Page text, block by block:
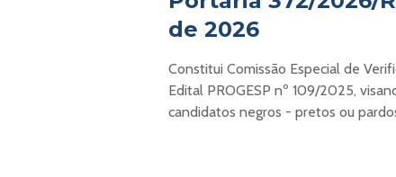
de 2026
Constitui Comissão Especial de
Edital PROGESP nº 109/2025,
candidatos negros - pretos ou